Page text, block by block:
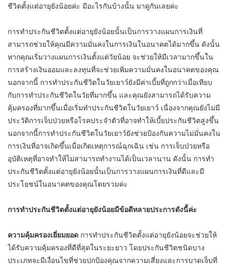
ชีวิตตั้งแต่อายุยังน้อยค่ะ มีอะไรกันบ้างนั้น มาดูกันเลยค่ะ
การทำประกันชีวิตตั้งแต่อายุยังน้อยนั้นเป็นการวางแผนการเงินที่
สามารถช่วยให้คุณมีความมั่นคงในการเงินในอนาคตได้มากขึ้น ดังนั้น
หากคุณเริ่มวางแผนการเงินตั้งแต่วัยน้อย จะช่วยให้มีเวลามากขึ้นใน
การสร้างเงินออมและลงทุนที่จะช่วยเพิ่มความมั่นคงในอนาคตของคุณ
นอกจากนี้ การทำประกันชีวิตในวัยเยาว์ยังมีค่าเบี้ยที่ถูกกว่าเมื่อเทียบ
กับการทำประกันชีวิตในวัยที่มากขึ้น และคุณยังสามารถได้รับความ
คุ้มครองที่มากขึ้นเมื่อเริ่มทำประกันชีวิตในวัยเยาว์ เนื่องจากคุณยังไม่มี
ประวัติการเจ็บป่วยหรือโรคประจำตัวที่อาจทำให้เบี้ยประกันชีวิตสูงขึ้น
นอกจากนี้การทำประกันชีวิตในวัยเยาว์ยังช่วยป้องกันความไม่มั่นคงใน
การเงินที่อาจเกิดขึ้นเมื่อเกิดเหตุการณ์ฉุกเฉิน เช่น การเจ็บป่วยหรือ
อุบัติเหตุที่อาจทำให้ไม่สามารถทำงานได้เป็นเวลานาน ดังนั้น การทำ
ประกันชีวิตตั้งแต่อายุยังน้อยนั้นเป็นการวางแผนการเงินที่ดีและมี
ประโยชน์ในอนาคตของคุณโดยรวมค่ะ
การทำประกันชีวิตตั้งแต่อายุยังน้อยมีข้อดีหลายประการดังนี้ค่ะ
ความคุ้มครองเยี่ยมยอด การทำประกันชีวิตตั้งแต่อายุยังน้อยจะช่วยให้
ได้รับความคุ้มครองที่ดีที่สุดในระยะยาว โดยประกันชีวิตชนิดบาง
ประเภทจะมีเงื่อนไขที่ช่วยปกป้องคุณจากความเสี่ยงและการบาดเจ็บที่